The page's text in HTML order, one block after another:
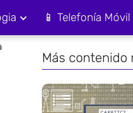
📱 Telefonía Móvil
Más contenido